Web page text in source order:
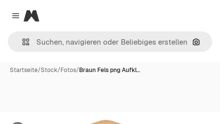
Close menu
Magnific
Nach
Startseite/Stock/Fotos/Braun Fels png Aufkl…